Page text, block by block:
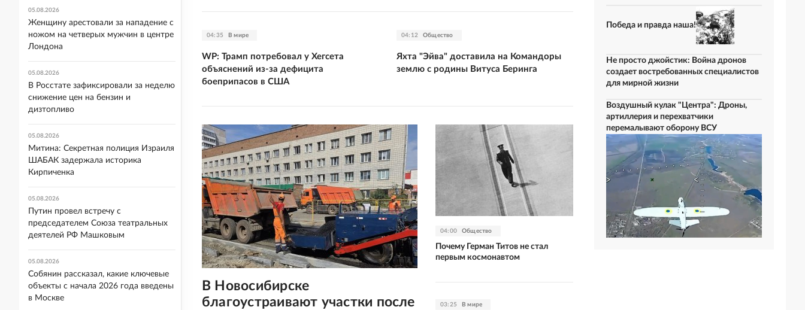
04:35 В мире
WP: Трамп потребовал у Хегсета
объяснений из-за дефицита
боеприпасов в США
04:12 Общество
Яхта "Эйва" доставила на Командоры
землю с родины Витуса Беринга
В Новосибирске
благоустраивают участки после
04:00 Общество
Почему Герман Титов не стал
первым космонавтом
03:25 В мире
Победа и правда наша!
Не просто джойстик: Война дронов
создает востребованных специалистов
для мирной жизни
Воздушный кулак "Центра": Дроны,
артиллерия и перехватчики
перемалывают оборону ВСУ
05.08.2026
Женщину арестовали за нападение с
ножом на четверых мужчин в центре
Лондона
05.08.2026
В Росстате зафиксировали за неделю
снижение цен на бензин и
дизтопливо
05.08.2026
Митина: Секретная полиция Израиля
ШАБАК задержала историка
Кирпиченка
05.08.2026
Путин провел встречу с
председателем Союза театральных
деятелей РФ Машковым
05.08.2026
Собянин рассказал, какие ключевые
объекты с начала 2026 года введены
в Москве